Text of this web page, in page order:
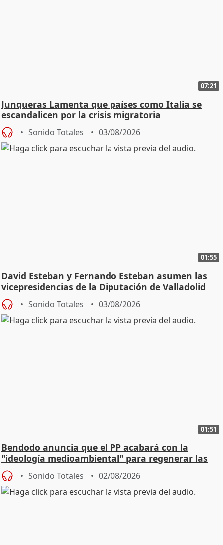
07:21
Junqueras Lamenta que países como Italia se
escandalicen por la crisis migratoria
Sonido Totales 03/08/2026
01:55
David Esteban y Fernando Esteban asumen las
vicepresidencias de la Diputación de Valladolid
Sonido Totales 03/08/2026
01:51
Bendodo anuncia que el PP acabará con la
"ideología medioambiental" para regenerar las
playas
Sonido Totales 02/08/2026